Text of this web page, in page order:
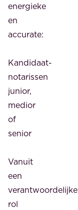
energieke
en
accurate:
Kandidaat-
notarissen
junior,
medior
of
senior
Vanuit
een
verantwoordelijke
rol